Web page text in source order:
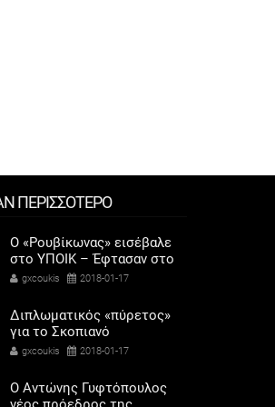
ΠΕΡΙΣΣΟΤΕΡΟ
Ο «Ρουβίκωνας» εισέβαλε
στο ΥΠΟΙΚ – Έφτασαν στο
γραφείο του Τσακαλώτου
gxcoukis 2018-01-17
Διπλωματικός «πύρετος»
για το Σκοπιανό
gxcoukis 2018-01-17
O Αντώνης Γυφτόπουλος